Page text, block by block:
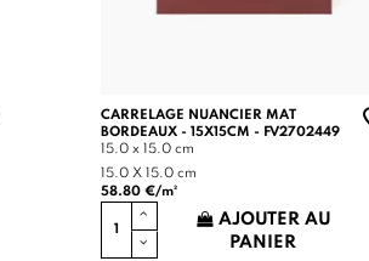
CARRELAGE NUANCIER MAT
BORDEAUX - 15X15CM - FV2702449
15.0 x 15.0 cm
15.0 X 15.0 cm
58.80 €/m²
AJOUTER AU
PANIER